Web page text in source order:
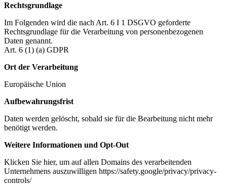
Rechtsgrundlage
Im Folgenden wird die nach Art. 6 I 1 DSGVO geforderte
Rechtsgrundlage für die Verarbeitung von personenbezogenen
Daten genannt.
Art. 6 (1) (a) GDPR
Ort der Verarbeitung
Europäische Union
Aufbewahrungsfrist
Daten werden gelöscht, sobald sie für die Bearbeitung nicht mehr
benötigt werden.
Weitere Informationen und Opt-Out
Klicken Sie hier, um auf allen Domains des verarbeitenden
Unternehmens auszuwilligen https://safety.google/privacy/privacy-
controls/